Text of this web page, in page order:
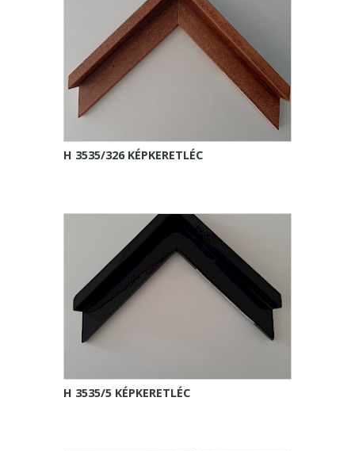
H 3535/326 KÉPKERETLÉC
H 3535/5 KÉPKERETLÉC